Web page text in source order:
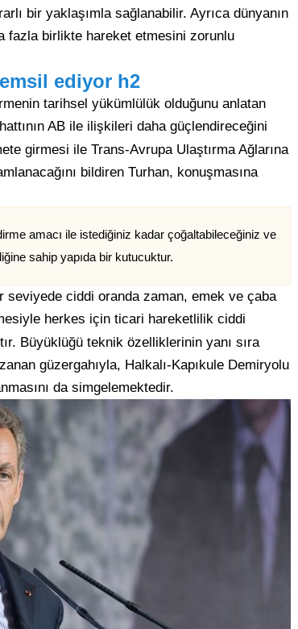
bir yaklaşımla sağlanabilir. Ayrıca dünyanın
fazla birlikte hareket etmesini zorunlu
ediyor h2
tarihsel yükümlülük olduğunu anlatan
AB ile ilişkileri daha güçlendireceğini
girmesi ile Trans-Avrupa Ulaştırma Ağlarına
bildiren Turhan, konuşmasına
amacı ile istediğiniz kadar çoğaltabileceğiniz ve
sahip yapıda bir kutucuktur.
seviyede ciddi oranda zaman, emek ve çaba
herkes için ticari hareketlilik ciddi
Büyüklüğü teknik özelliklerinin yanı sıra
güzergahıyla, Halkalı-Kapıkule Demiryolu
da simgelemektedir.